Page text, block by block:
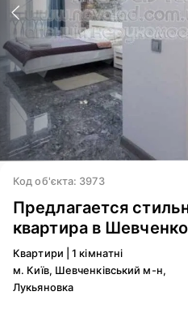
Код об'єкта: 3973
Предлагается
квартира в
Квартири |1 кімнатні
м. Київ, Шевченківський м-н,
Лукьяновка